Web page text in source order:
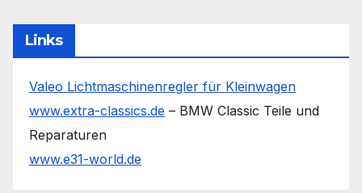
Links
Valeo Lichtmaschinenregler für Kleinwagen
www.extra-classics.de – BMW Classic Teile und
Reparaturen
www.e31-world.de